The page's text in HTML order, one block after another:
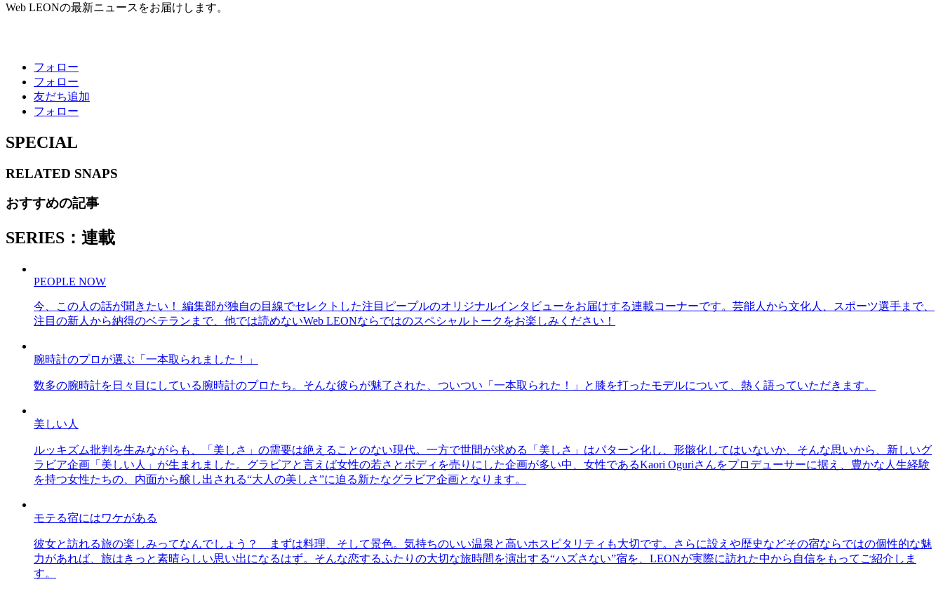
Web LEONの最新ニュースをお届けします。
フォロー
フォロー
友だち追加
フォロー
SPECIAL
RELATED SNAPS
おすすめの記事
SERIES：連載
PEOPLE NOW
今、この人の話が聞きたい！ 編集部が独自の目線でセレクトした注目ピープルのオリジナルインタビューをお届けする連載コーナーです。芸能人から文化人、スポーツ選手まで、
注目の新人から納得のベテランまで、他では読めないWeb LEONならではのスペシャルトークをお楽しみください！
腕時計のプロが選ぶ「一本取られました！」
数多の腕時計を日々目にしている腕時計のプロたち。そんな彼らが魅了された、ついつい「一本取られた！」と膝を打ったモデルについて、熱く語っていただきます。
美しい人
ルッキズム批判を生みながらも、「美しさ」の需要は絶えることのない現代。一方で世間が求める「美しさ」はパターン化し、形骸化してはいないか、そんな思いから、新しいグ
ラビア企画「美しい人」が生まれました。グラビアと言えば女性の若さとボディを売りにした企画が多い中、女性であるKaori Oguriさんをプロデューサーに据え、豊かな人生経験
を持つ女性たちの、内面から醸し出される“大人の美しさ”に迫る新たなグラビア企画となります。
モテる宿にはワケがある
彼女と訪れる旅の楽しみってなんでしょう？ まずは料理、そして景色。気持ちのいい温泉と高いホスピタリティも大切です。さらに設えや歴史などその宿ならではの個性的な魅
力があれば、旅はきっと素晴らしい思い出になるはず。そんな恋するふたりの大切な旅時間を演出する“ハズさない”宿を、LEONが実際に訪れた中から自信をもってご紹介しま
す。